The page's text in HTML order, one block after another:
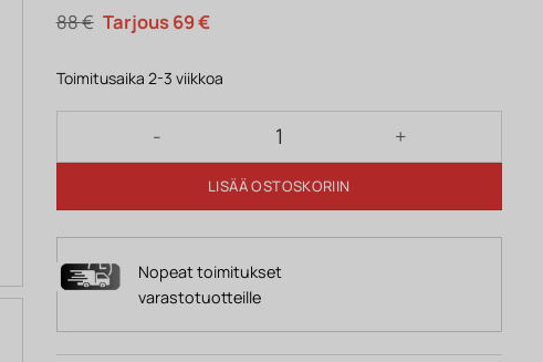
88€ Alkuperäinen
hinta
88 €.
69€Nykyinen
69 €.
Toimitusaika 2-3 viikkoa
Seinävalaisin HELMI, 1-lamppuinen,
LISÄÄ OSTOSKORIIN
Nopeat toimitukset
varastotuotteille